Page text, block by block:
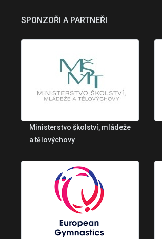
SPONZOŘI A PARTNEŘI
Ministerstvo školství, mládeže
a tělovýchovy